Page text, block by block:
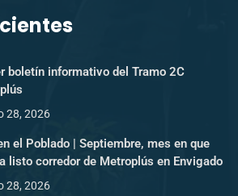
boletín informativo del Tramo 2C
28, 2026
el Poblado | Septiembre, mes en que
listo corredor de Metroplús en Envigado
28, 2026